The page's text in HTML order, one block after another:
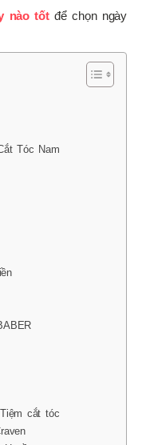
nào tốtđể chọn ngày
Tóc Nam
cắt tóc